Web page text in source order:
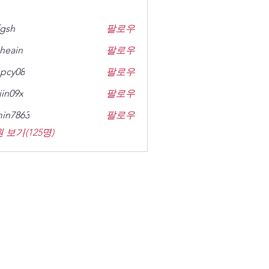
팔로우
팔로우
팔로우
팔로우
팔로우
보기(125명)